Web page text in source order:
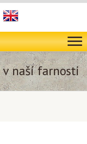
v naší farnosti